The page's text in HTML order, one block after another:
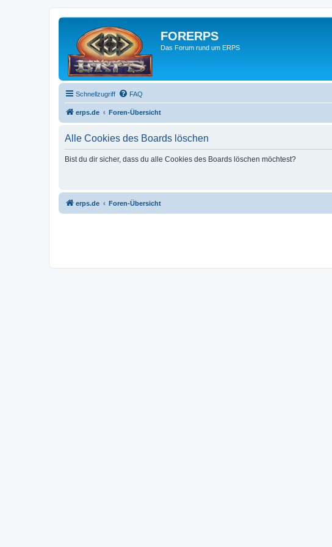
FORERPS
Das Forum rund um ERPS
Schnellzugriff FAQ
erps.de Foren-Übersicht
Alle Cookies des Boards löschen
Bist du dir sicher, dass du alle Cookies des Boards löschen möchtest?
erps.de Foren-Übersicht